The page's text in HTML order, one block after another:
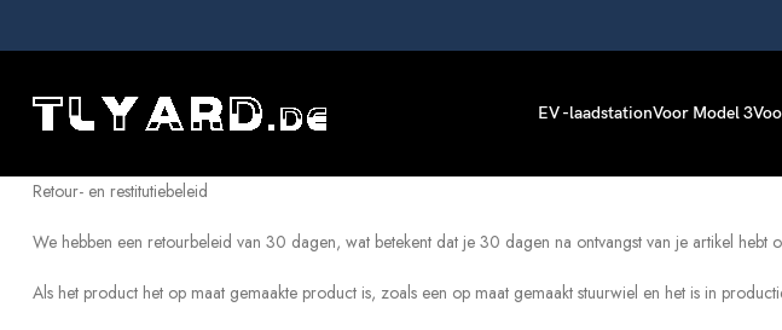
EV -laadstationVoor Model 3
Retour- en restitutiebeleid
We hebben een retourbeleid van 30 dagen, wat betekent dat je 30 dagen na ontvangst van je artikel hebt
Als het product het op maat gemaakte product is, zoals een op maat gemaakt stuurwiel en het is in